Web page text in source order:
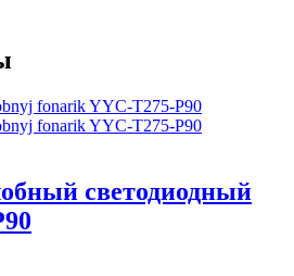
светодиодный